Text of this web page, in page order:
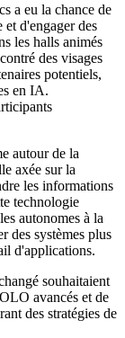
a eu la chance de
d'engager des
les halls animés
des visages
potentiels,
en IA.
autour de la
axée sur la
les informations
technologie
autonomes à la
des systèmes plus
d'applications.
souhaitaient
avancés et de
des stratégies de